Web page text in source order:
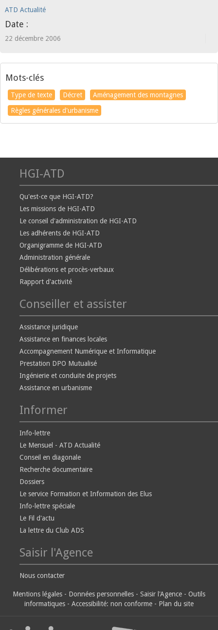
ATD Actualité
Date :
22 décembre 2006
Mots-clés
Type de texte Décret
Aménagement des montagnes
Règles générales d'urbanisme
HGI-ATD
Qu'est-ce que HGI-ATD?
Les missions de HGI-ATD
Le conseil d'administration de HGI-ATD
Les adhérents de HGI-ATD
Organigramme de HGI-ATD
Administration générale
Délibérations et procès-verbaux
Rapport d'activité
Conseiller et assister
Assistance juridique
Assistance en finances locales
Accompagnement Numérique et Informatique
Prestation DPO Mutualisé
Ingénierie et conduite de projets
Assistance en urbanisme
Informer
Info-lettre
Le Mensuel - ATD Actualité
Conseil en diagonale
Recherche documentaire
Dossiers
Le service Formation et Information des Elus
Info-lettre spéciale
Le Fil d'actu
La lettre du Club ADS
Saisir l'Agence
Nous contacter
Mentions légales - Données personnelles - Saisir l'Agence - Outils
informatiques - Accessibilité: non conforme - Plan du site